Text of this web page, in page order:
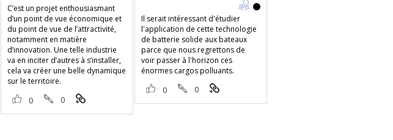
C’est un projet enthousiasmant
d’un point de vue économique et
du point de vue de l’attractivité,
notamment en matière
d’innovation. Une telle industrie
va en inciter d’autres à s’installer,
cela va créer une belle dynamique
sur le territoire.
0
0
Il serait intéressant d'étudier
l'application de cette technologie
de batterie solide aux bateaux
parce que nous regrettons de
voir passer à l'horizon ces
énormes cargos polluants.
0
0